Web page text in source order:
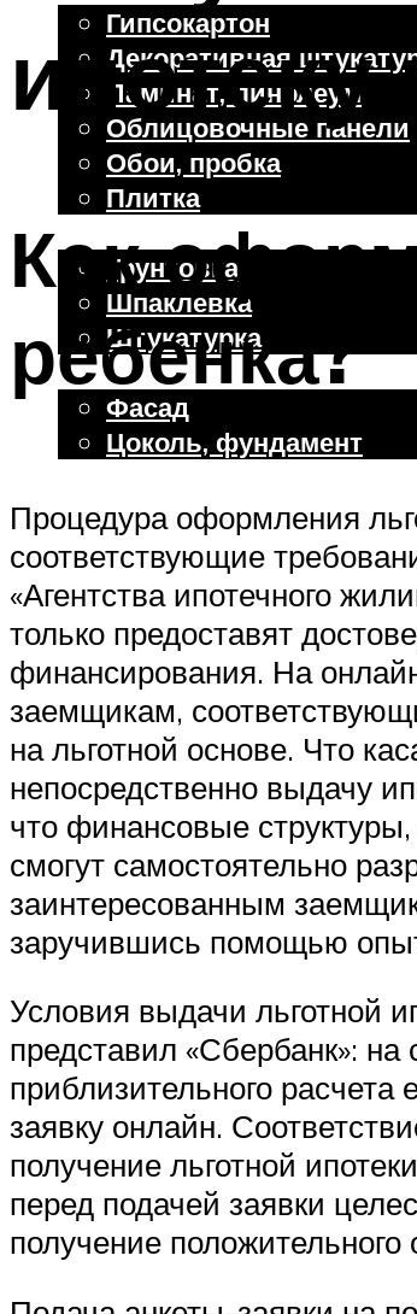
Гипсокартон
Декоративная
Ламинат, линолеум
Облицовочные панели
Обои, пробка
Плитка
Отделочные работы
Грунтовка
Шпаклевка
Штукатурка
Внешняя отделка
Фасад
Цоколь, фундамент
Меню
ипотеку
Как
ребенка?
Процедура оформления
соответствующие
«Агентства ипотечного
только предоставят
финансирования. На
заемщикам,
на льготной основе. Что
непосредственно выдачу
что финансовые
смогут самостоятельно
заинтересованным
заручившись помощью
Условия выдачи льготной
представил «Сбербанк»:
приблизительного
заявку онлайн.
получение льготной
перед подачей заявки
получение положительного